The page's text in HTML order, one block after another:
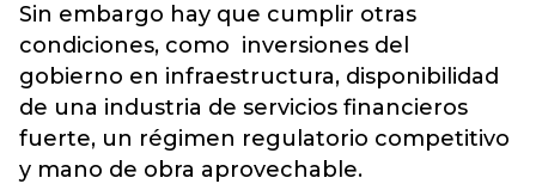
Sin embargo hay que cumplir otras
condiciones, como inversiones del
gobierno en infraestructura, disponibilidad
de una industria de servicios financieros
fuerte, un régimen regulatorio competitivo
y mano de obra aprovechable.